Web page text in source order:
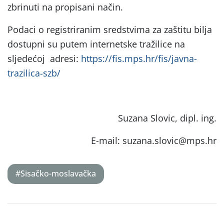
zbrinuti na propisani način.
Podaci o registriranim sredstvima za zaštitu bilja
dostupni su putem internetske tražilice na
sljedećoj adresi: https://fis.mps.hr/fis/javna-
trazilica-szb/
Suzana Slovic, dipl. ing.
E-mail: suzana.slovic@mps.hr
#Sisačko-moslavačka